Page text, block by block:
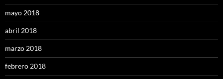
mayo 2018
abril 2018
marzo 2018
febrero 2018